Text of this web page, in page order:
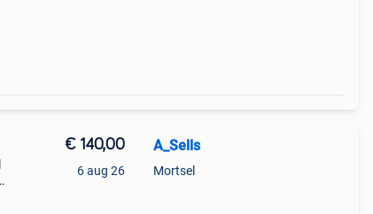
€ 140,00
6 aug 26
A_Sells
Mortsel